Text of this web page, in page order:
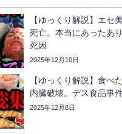
【ゆっくり解説】エセ
死亡。本当にあったあ
死因
2025年12月10日
【ゆっくり解説】食べ
内臓破壊。デス食品事
2025年12月8日